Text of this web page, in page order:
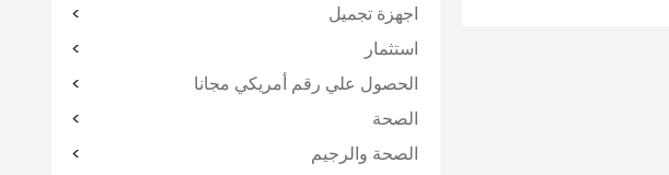
اجهزة تجميل
استثمار
الحصول علي رقم أمريكي مجانا
الصحة
الصحة والرجيم